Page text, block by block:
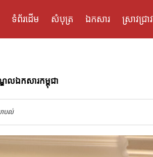
ទំព័រដើម សំបុត្រ ឯកសារ ស្រាវជ្រាវ
លឯកសារកម្ពុជា
បល់